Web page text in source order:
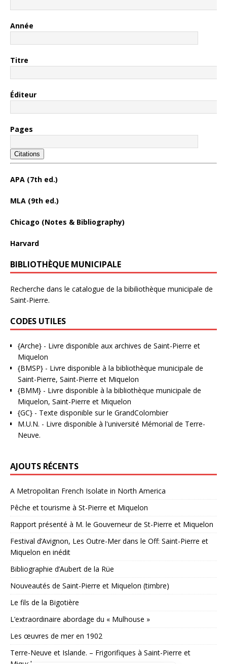
Année
Titre
Éditeur
Pages
Citations
APA (7th ed.)
MLA (9th ed.)
Chicago (Notes & Bibliography)
Harvard
BIBLIOTHÈQUE MUNICIPALE
Recherche dans le catalogue de la bibiliothèque municipale de
Saint-Pierre.
CODES UTILES
{Arche} - Livre disponible aux archives de Saint-Pierre et
Miquelon
{BMSP} - Livre disponible à la bibliothèque municipale de
Saint-Pierre, Saint-Pierre et Miquelon
{BMM} - Livre disponible à la bibliothèque municipale de
Miquelon, Saint-Pierre et Miquelon
{GC} - Texte disponible sur le GrandColombier
M.U.N. - Livre disponible à l'université Mémorial de Terre-
Neuve.
AJOUTS RÉCENTS
A Metropolitan French Isolate in North America
Pêche et tourisme à St-Pierre et Miquelon
Rapport présenté à M. le Gouverneur de St-Pierre et Miquelon
Festival d’Avignon, Les Outre-Mer dans le Off: Saint-Pierre et
Miquelon en inédit
Bibliographie d’Aubert de la Rüe
Nouveautés de Saint-Pierre et Miquelon (timbre)
Le fils de la Bigotière
L’extraordinaire abordage du « Mulhouse »
Les œuvres de mer en 1902
Terre-Neuve et Islande. – Frigorifiques à Saint-Pierre et